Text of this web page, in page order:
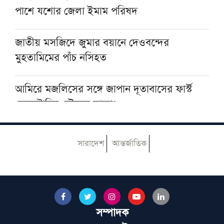
গত ২৪ ঘণ্টায় হাম ও হাম উপসর্গে ৪ শিশুর মৃত্যু
পাশে যশোর জেলা ইমাম পরিষদ
জাতীয় মসজিদে জুমার বয়ানে দেওবন্দের
মুহতামিমের পাঁচ নসিহত
আমিরে মজলিসের সঙ্গে জাপান দূতাবাসের ফার্স্ট
সেক্রেটারির সৌজন্য সাক্ষাৎ
৫ আগস্ট বন্ধ থাকবে আল-হাইআতুল উলয়া ও
আজ ঢাকায় আসছেন দেওবন্দের মুহতামিম, জেনে
সারাদেশ আন্তর্জাতিক
সম্পাদক